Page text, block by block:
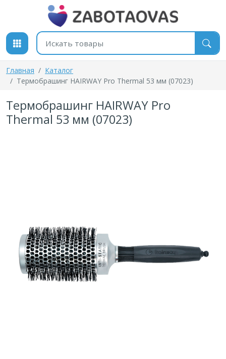
К содержимому
Поиск товаров
Главная
Каталог
Термобрашинг HAIRWAY Pro Thermal 53 мм (07023)
Термобрашинг HAIRWAY Pro
Thermal 53 мм (07023)